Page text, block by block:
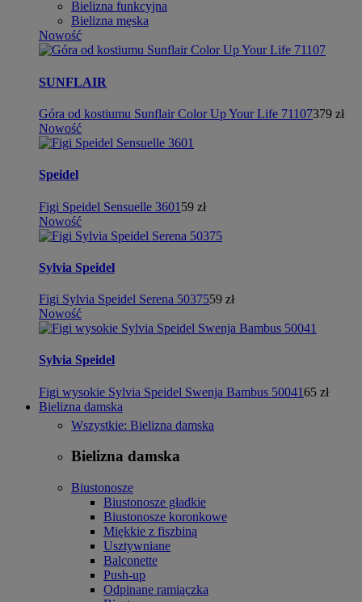
Bielizna funkcyjna
Bielizna męska
Nowość
SUNFLAIR
Góra od kostiumu Sunflair Color Up Your Life 71107379 zł
Nowość
Speidel
Figi Speidel Sensuelle 3601 59 zł
Nowość
Sylvia Speidel
Figi Sylvia Speidel Serena 5037559 zł
Nowość
Sylvia Speidel
Figi wysokie Sylvia Speidel Swenja Bambus 5004165 zł
Bielizna damska
Wszystkie: Bielizna damska
Bielizna damska
Biustonosze
Biustonosze gładkie
Biustonosze koronkowe
Miękkie z fiszbiną
Usztywniane
Balconette
Push-up
Odpinane ramiączka